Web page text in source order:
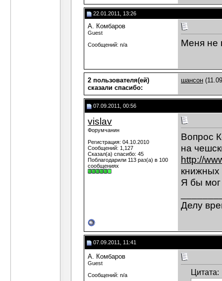
22.01.2011, 13:26
А. Комбаров
Guest
Сообщений: n/a
Меня не
2 пользователя(ей)
сказали cпасибо:
шансон
07.09.2011, 00:56
vislav
Форумчанин
Регистрация: 04.10.2010
Сообщений: 1,127
Сказал(а) спасибо: 45
Поблагодарили 113 раз(а) в 100
сообщениях
Вопрос
на
http://
книжных
Я бы мог
Делу
07.09.2011, 11:41
А. Комбаров
Guest
Сообщений: n/a
Цитата: